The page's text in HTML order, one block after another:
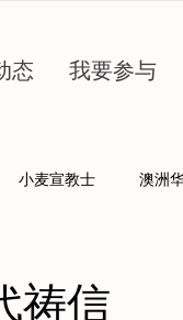
态 我要参与
小麦宣教士 澳洲
祷信